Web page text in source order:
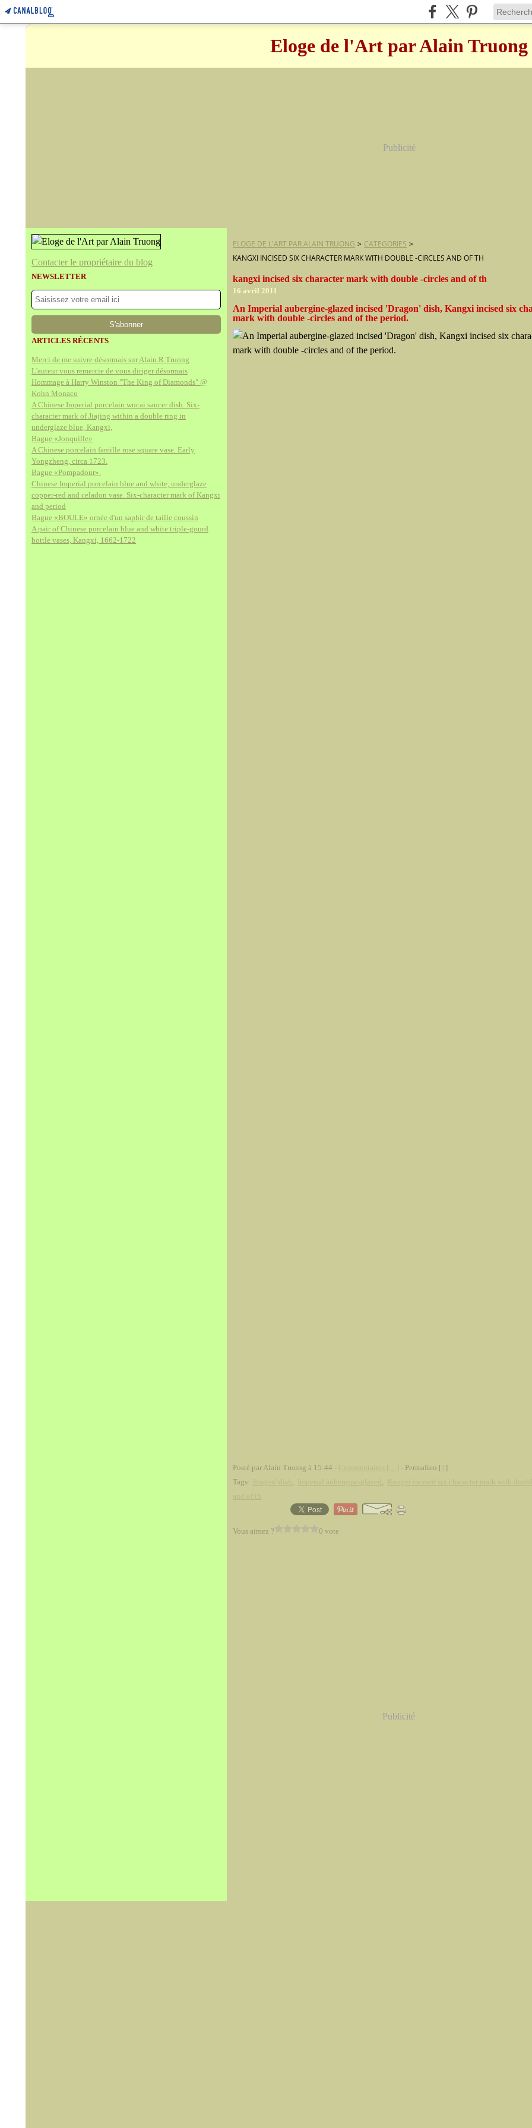
Eloge de l'Art par Alain Truong
Publicité
Contacter le propriétaire du blog
NEWSLETTER
ARTICLES RÉCENTS
Merci de me suivre désormais sur Alain.R.Truong
L'auteur vous remercie de vous diriger désormais
Hommage à Harry Winston "The King of Diamonds" @
Kohn Monaco
A Chinese Imperial porcelain wucai saucer dish. Six-
character mark of Jiajing within a double ring in
underglaze blue, Kangxi,
Bague «Jonquille»
A Chinese porcelain famille rose square vase. Early
Yongzheng, circa 1723.
Bague «Pompadour».
Chinese Imperial porcelain blue and white, underglaze
copper-red and celadon vase. Six-character mark of Kangxi
and period
Bague «BOULE» ornée d'un saphir de taille coussin
A pair of Chinese porcelain blue and white triple-gourd
bottle vases, Kangxi, 1662-1722
ELOGE DE L'ART PAR ALAIN TRUONG > CATEGORIES >
KANGXI INCISED SIX CHARACTER MARK WITH DOUBLE -CIRCLES AND OF TH
kangxi incised six character mark with double -circles and of th
16 avril 2011
An Imperial aubergine-glazed incised 'Dragon' dish, Kangxi incised six
mark with double -circles and of the period.
Posté par Alain Truong à 15:44 - - Permalien [ ]
Tags:
, ,
Vous aimez ? 0 vote
Publicité